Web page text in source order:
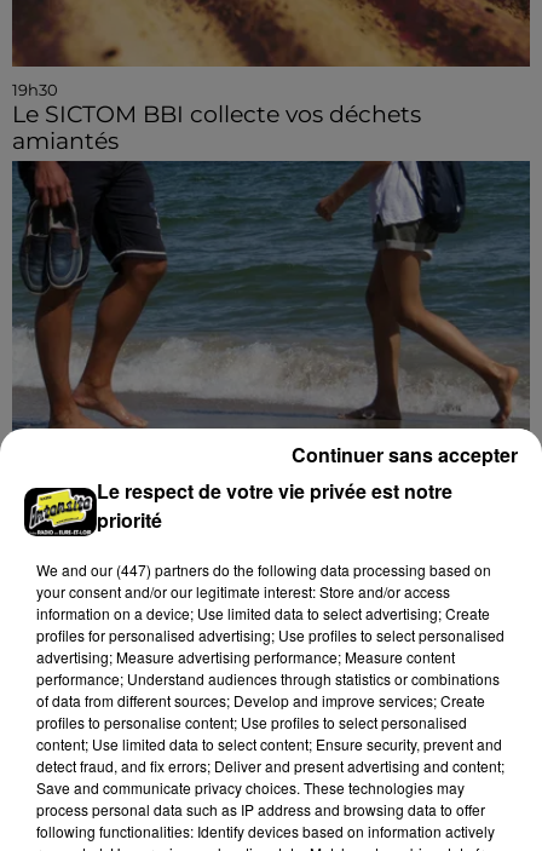
19h30
Le SICTOM BBI collecte vos déchets
amiantés
19h05
Quelles dates pour les vacances scolaires de
la zone B en 2026-27 ?
Le respect de votre vie privée est notre
priorité
We and our (447) partnersdo the following data processing based on
your consent and/or our legitimate interest: Store and/or access
information on a device; Use limited data to select advertising; Create
profiles for personalised advertising; Use profiles to select personalised
advertising; Measure advertising performance; Measure content
performance; Understand audiences through statistics or combinations
of data from different sources; Develop and improve services; Create
profiles to personalise content; Use profiles to select personalised
content; Use limited data to select content; Ensure security, prevent and
detect fraud, and fix errors; Deliver and present advertising and content;
Save and communicate privacy choices. These technologies may
process personal data such as IP address and browsing data to offer
following functionalities: Identify devices based on information actively
Continuer sans accepter